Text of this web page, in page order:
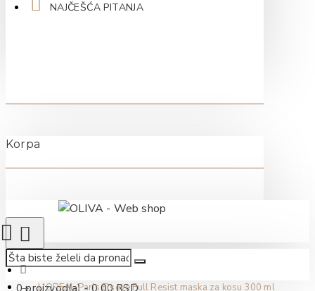
NAJČEŠĆA PITANJA
Korpa
0 proizvod(a) - 0,00 RSD
L'OREAL Paris Elseve Full Resist maska za kosu 300 ml